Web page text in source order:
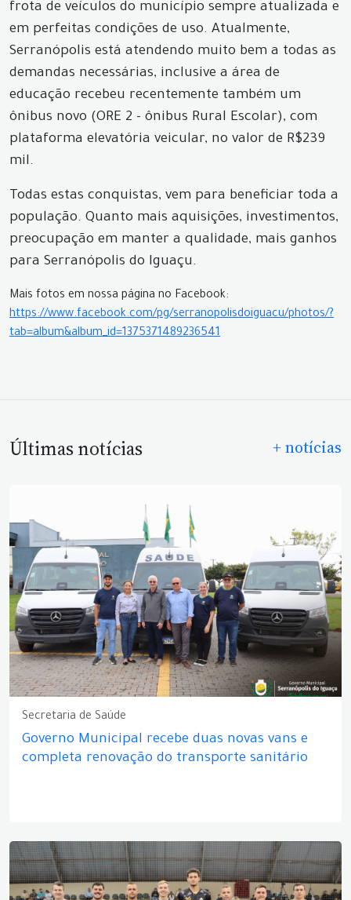
frota de veículos do município sempre atualizada e
em perfeitas condições de uso. Atualmente,
Serranópolis está atendendo muito bem a todas as
demandas necessárias, inclusive a área de
educação recebeu recentemente também um
ônibus novo (ORE 2 - ônibus Rural Escolar), com
plataforma elevatória veicular, no valor de R$239
mil.
Todas estas conquistas, vem para beneficiar toda a
população. Quanto mais aquisições, investimentos,
preocupação em manter a qualidade, mais ganhos
para Serranópolis do Iguaçu.
Mais fotos em nossa página no Facebook:
https://www.facebook.com/pg/serranopolisdoiguacu/photos/?
tab=album&album_id=1375371489236541
Últimas notícias + notícias
Secretaria de Saúde
Governo Municipal recebe duas novas vans e
completa renovação do transporte sanitário